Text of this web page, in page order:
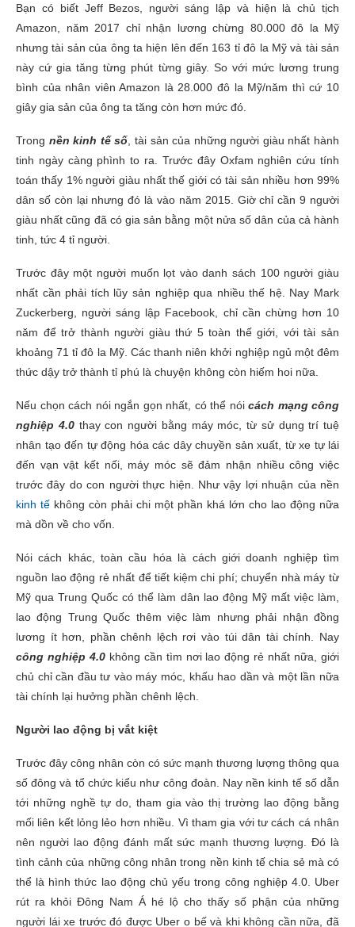
Bạn có biết Jeff Bezos, người sáng lập và hiện là chủ tịch
Amazon, năm 2017 chỉ nhận lương chừng 80.000 đô la Mỹ
nhưng tài sản của ông ta hiện lên đến 163 tỉ đô la Mỹ và tài sản
này cứ gia tăng từng phút từng giây. So với mức lương trung
bình của nhân viên Amazon là 28.000 đô la Mỹ/năm thì cứ 10
giây gia sản của ông ta tăng còn hơn mức đó.
Trong nền kinh tế số , tài sản của những người giàu nhất hành
tinh ngày càng phình to ra. Trước đây Oxfam nghiên cứu tính
toán thấy 1% người giàu nhất thế giới có tài sản nhiều hơn 99%
dân số còn lại nhưng đó là vào năm 2015. Giờ chỉ cần 9 người
giàu nhất cũng đã có gia sản bằng một nửa số dân của cả hành
tinh, tức 4 tỉ người.
Trước đây một người muốn lọt vào danh sách 100 người giàu
nhất cần phải tích lũy sản nghiệp qua nhiều thế hệ. Nay Mark
Zuckerberg, người sáng lập Facebook, chỉ cần chừng hơn 10
năm để trở thành người giàu thứ 5 toàn thế giới, với tài sản
khoảng 71 tỉ đô la Mỹ. Các thanh niên khởi nghiệp ngủ một đêm
thức dậy trở thành tỉ phú là chuyện không còn hiếm hoi nữa.
Nếu chọn cách nói ngắn gọn nhất, có thể nói cách mạng công
nghiệp 4.0thay con người bằng máy móc, từ sử dụng trí tuệ
nhân tạo đến tự động hóa các dây chuyền sản xuất, từ xe tự lái
đến vạn vật kết nối, máy móc sẽ đảm nhận nhiều công việc
trước đây do con người thực hiện. Như vậy lợi nhuận của nền
kinh tế không còn phải chi một phần khá lớn cho lao động nữa
mà dồn về cho vốn.
Nói cách khác, toàn cầu hóa là cách giới doanh nghiệp tìm
nguồn lao động rẻ nhất để tiết kiệm chi phí; chuyển nhà máy từ
Mỹ qua Trung Quốc có thể làm dân lao động Mỹ mất việc làm,
lao động Trung Quốc thêm việc làm nhưng phải nhận đồng
lương ít hơn, phần chênh lệch rơi vào túi dân tài chính. Nay
công nghiệp 4.0 không cần tìm nơi lao động rẻ nhất nữa, giới
chủ chỉ cần đầu tư vào máy móc, khấu hao dần và một lần nữa
tài chính lại hưởng phần chênh lệch.
Người lao động bị vắt kiệt
Trước đây công nhân còn có sức mạnh thương lượng thông qua
số đông và tổ chức kiểu như công đoàn. Nay nền kinh tế số dẫn
tới những nghề tự do, tham gia vào thị trường lao động bằng
mối liên kết lỏng lẻo hơn nhiều. Vì tham gia với tư cách cá nhân
nên người lao động đánh mất sức mạnh thương lượng. Đó là
tình cảnh của những công nhân trong nền kinh tế chia sẻ mà có
thể là hình thức lao động chủ yếu trong công nghiệp 4.0. Uber
rút ra khỏi Đông Nam Á hé lộ cho thấy số phận của những
người lái xe trước đó được Uber o bế và khi không cần nữa, đã